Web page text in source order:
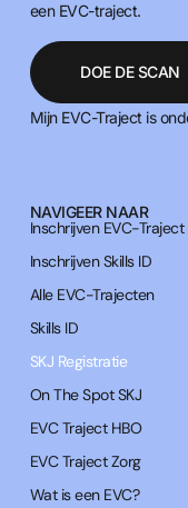
NAVIGEER NAAR
Inschrijven EVC-Traject
Inschrijven Skills ID
Alle EVC-Trajecten
Skills ID
SKJ Registratie
On The Spot SKJ
EVC Traject HBO
EVC Traject Zorg
Wat is een EVC?
een EVC-traject.
DOE DE SCAN
Mijn EVC-Traject is